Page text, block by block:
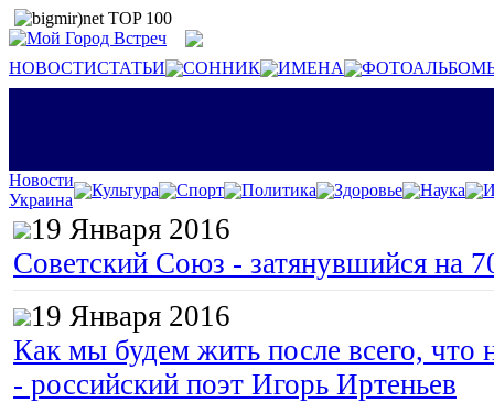
НОВОСТИСТАТЬИ СОННИК ИМЕНА
Новости
Украина
Культура Спорт Политика Здоровье Наука
19 Января 2016
Советский Союз - затянувшийся на
19 Января 2016
Как мы будем жить после всего, что
- российский поэт Игорь Иртеньев